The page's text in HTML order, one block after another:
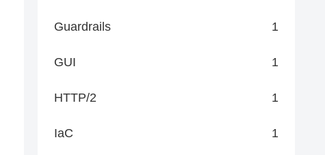
Guardrails 1
GUI 1
HTTP/2 1
IaC 1